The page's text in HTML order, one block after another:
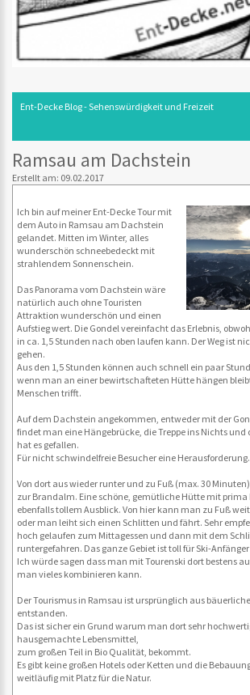
Ent-Decke Blog - Sehenswürdigkeit und Freizeit
Ramsau am Dachstein
Erstellt am: 09.02.2017
Ich bin auf meiner Ent-Decke Tour mit
dem Auto in Ramsau am Dachstein
gelandet. Mitten im Winter, alles
wunderschön schneebedeckt mit
strahlendem Sonnenschein.
Das Panorama vom Dachstein wäre
natürlich auch ohne Touristen
Attraktion wunderschön und einen
Aufstieg wert. Die Gondel vereinfacht das Erlebnis,
in ca. 1,5 Stunden nach oben laufen kann. Der Weg ist
gehen.
Aus den 1,5 Stunden können auch schnell ein paar
wenn man an einer bewirtschafteten Hütte hängen
Menschen trifft.
Auf dem Dachstein angekommen, entweder mit der
findet man eine Hängebrücke, die Treppe ins Nichts und
hat es gefallen.
Für nicht schwindelfreie Besucher eine Herausforderung.
Von dort aus wieder runter und zu Fuß (max. 30
zur Brandalm. Eine schöne, gemütliche Hütte mit prima
ebenfalls tollem Ausblick. Von hier kann man zu Fuß
oder man leiht sich einen Schlitten und fährt. Sehr
hoch gelaufen zum Mittagessen und dann mit dem
runtergefahren. Das ganze Gebiet ist toll für Ski-
Ich würde sagen dass man mit Tourenski dort bestens
man vieles kombinieren kann.
Der Tourismus in Ramsau ist ursprünglich aus
entstanden.
Das ist sicher ein Grund warum man dort sehr
hausgemachte Lebensmittel,
zum großen Teil in Bio Qualität, bekommt.
Es gibt keine großen Hotels oder Ketten und die
weitläufig mit Platz für die Natur.